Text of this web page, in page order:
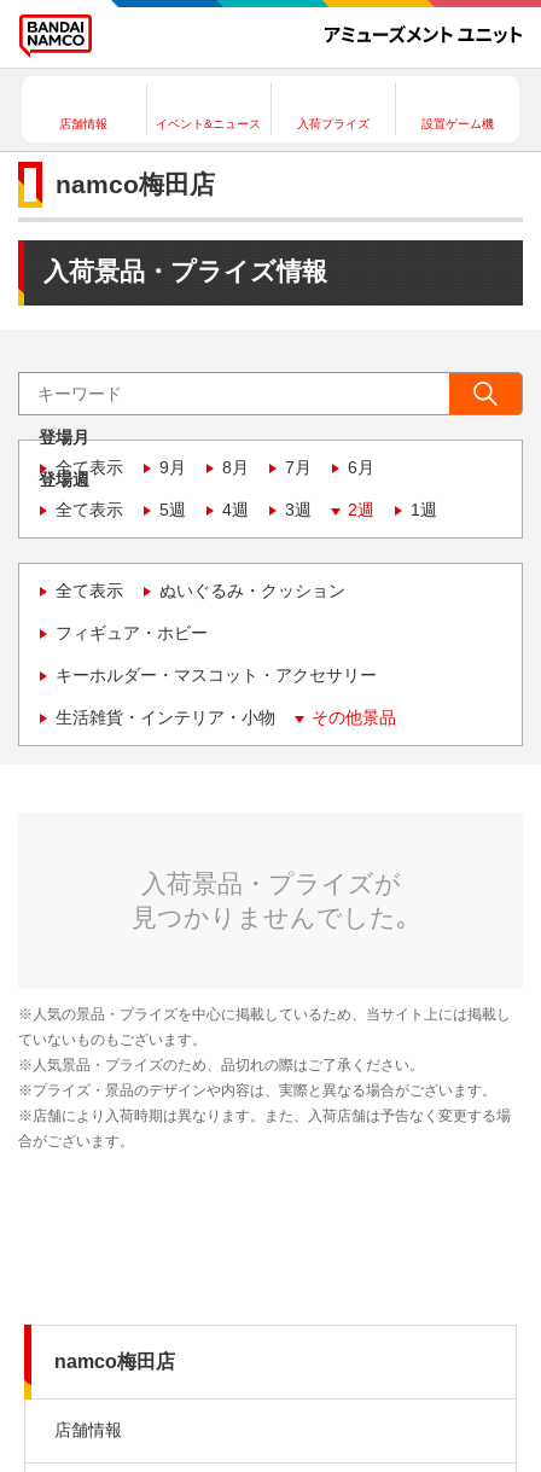
店舗情報 イベント&ニュース 入荷プライズ 設置ゲーム機
namco梅田店
入荷景品・プライズ情報
登場月
全て表示
9月 8月 7月 6月
登場週
全て表示
5週 4週 3週 2週 1週
全て表示 ぬいぐるみ・クッション
フィギュア・ホビー
キーホルダー・マスコット・アクセサリー
生活雑貨・インテリア・小物 その他景品
namco梅田店
店舗情報